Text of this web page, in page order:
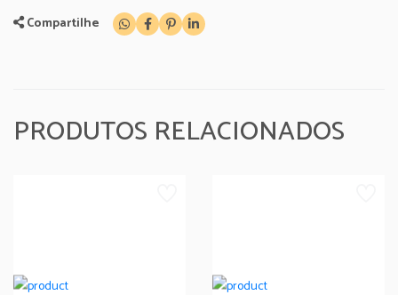
Compartilhe
PRODUTOS RELACIONADOS